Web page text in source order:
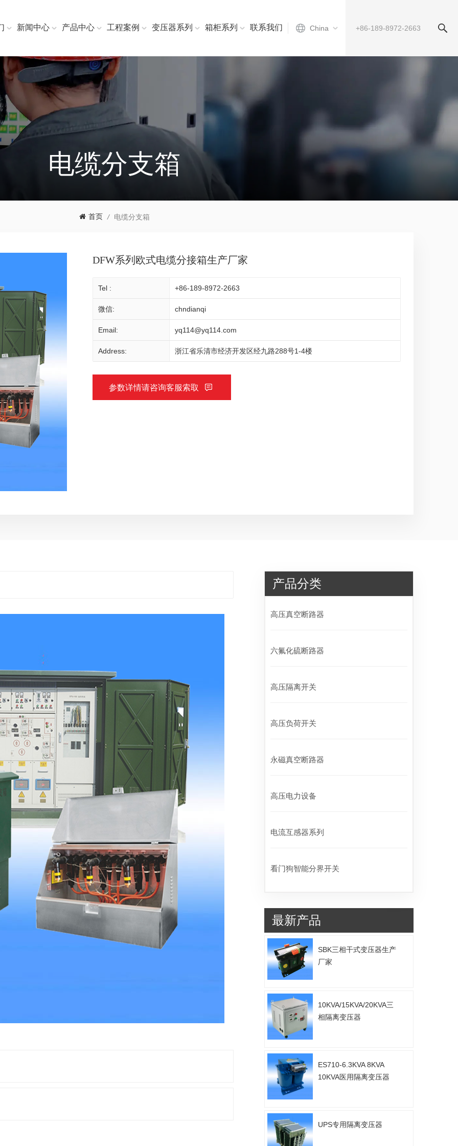
China
新闻中心 产品中心 工程案例 变压器系列 箱柜系列 联系我们
电缆分支箱
首页 / 电缆分支箱
DFW系列欧式电缆分接箱生产厂家
Tel : +86-189-8972-2663
微信: chndianqi
Email: yq114@yq114.com
Address: 浙江省乐清市经济开发区经九路288号1-4楼
参数详情请咨询客服索取
产品分类
高压真空断路器
六氟化硫断路器
高压隔离开关
高压负荷开关
永磁真空断路器
高压电力设备
电流互感器系列
看门狗智能分界开关
最新产品
SBK三相干式变压器生产
厂家
10KVA/15KVA/20KVA三
相隔离变压器
ES710-6.3KVA 8KVA
10KVA医用隔离变压器
UPS专用隔离变压器